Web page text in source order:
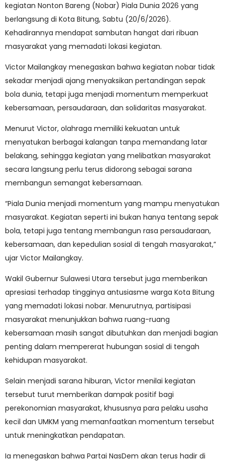
kegiatan Nonton Bareng (Nobar) Piala Dunia 2026 yang
berlangsung di Kota Bitung, Sabtu (20/6/2026).
Kehadirannya mendapat sambutan hangat dari ribuan
masyarakat yang memadati lokasi kegiatan.
Victor Mailangkay menegaskan bahwa kegiatan nobar tidak
sekadar menjadi ajang menyaksikan pertandingan sepak
bola dunia, tetapi juga menjadi momentum memperkuat
kebersamaan, persaudaraan, dan solidaritas masyarakat.
Menurut Victor, olahraga memiliki kekuatan untuk
menyatukan berbagai kalangan tanpa memandang latar
belakang, sehingga kegiatan yang melibatkan masyarakat
secara langsung perlu terus didorong sebagai sarana
membangun semangat kebersamaan.
“Piala Dunia menjadi momentum yang mampu menyatukan
masyarakat. Kegiatan seperti ini bukan hanya tentang sepak
bola, tetapi juga tentang membangun rasa persaudaraan,
kebersamaan, dan kepedulian sosial di tengah masyarakat,”
ujar Victor Mailangkay.
Wakil Gubernur Sulawesi Utara tersebut juga memberikan
apresiasi terhadap tingginya antusiasme warga Kota Bitung
yang memadati lokasi nobar. Menurutnya, partisipasi
masyarakat menunjukkan bahwa ruang-ruang
kebersamaan masih sangat dibutuhkan dan menjadi bagian
penting dalam mempererat hubungan sosial di tengah
kehidupan masyarakat.
Selain menjadi sarana hiburan, Victor menilai kegiatan
tersebut turut memberikan dampak positif bagi
perekonomian masyarakat, khususnya para pelaku usaha
kecil dan UMKM yang memanfaatkan momentum tersebut
untuk meningkatkan pendapatan.
Ia menegaskan bahwa Partai NasDem akan terus hadir di